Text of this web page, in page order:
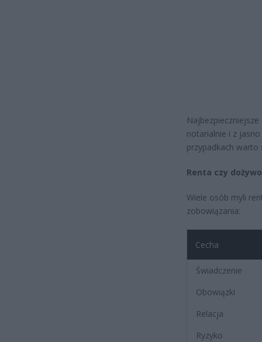
notarialnie i z
przypadkach
Renta czy
Wiele osób myli
zobowiązania:
Cecha
Świadczenie
Obowiązki
Relacja
Ryzyko